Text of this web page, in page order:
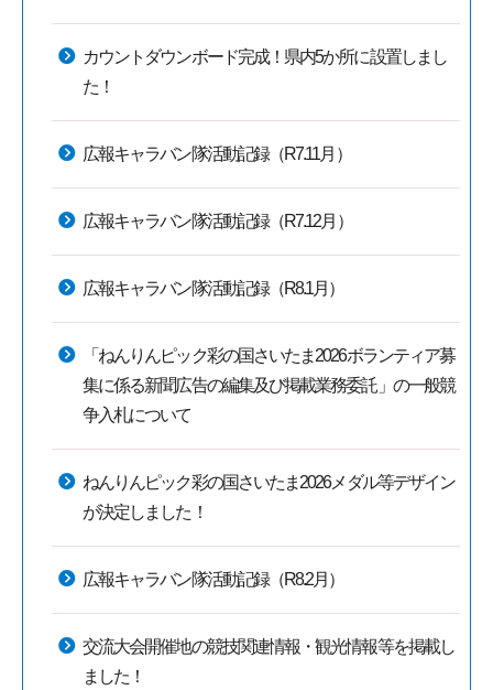
カウントダウンボード完成！県内5か所に設置しまし
た！
広報キャラバン隊活動記録（R7.11月）
広報キャラバン隊活動記録（R7.12月）
広報キャラバン隊活動記録（R8.1月）
「ねんりんピック彩の国さいたま2026ボランティア募
集に係る新聞広告の編集及び掲載業務委託」の一般競
争入札について
ねんりんピック彩の国さいたま2026メダル等デザイン
が決定しました！
広報キャラバン隊活動記録（R8.2月）
交流大会開催地の競技関連情報・観光情報等を掲載し
ました！